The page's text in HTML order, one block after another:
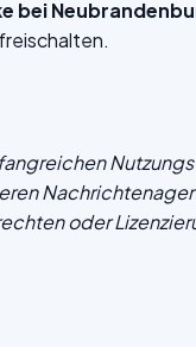
bei
oder